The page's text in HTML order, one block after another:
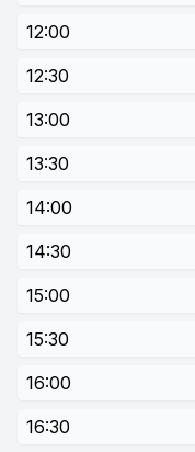
12:00
12:30
13:00
13:30
14:00
14:30
15:00
15:30
16:00
16:30